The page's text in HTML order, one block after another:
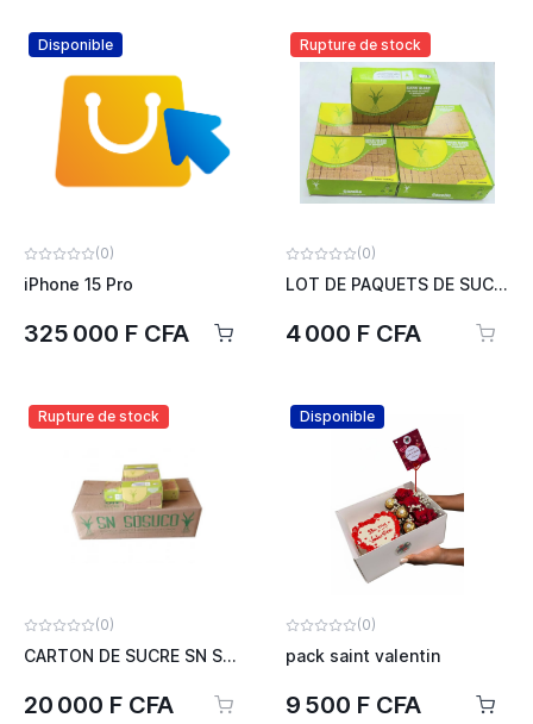
Disponible
(0)
iPhone 15 Pro
325 000 F CFA
Rupture de stock
(0)
LOT DE PAQUETS DE SUCRE SN SOCUCO
4 000 F CFA
Rupture de stock
(0)
CARTON DE SUCRE SN SOCUCO
20 000 F CFA
Disponible
(0)
pack saint valentin
9 500 F CFA